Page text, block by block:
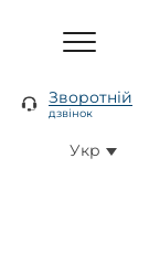
Зворотній
дзвінок
Укр